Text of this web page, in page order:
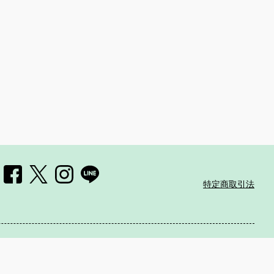
特定商取引法